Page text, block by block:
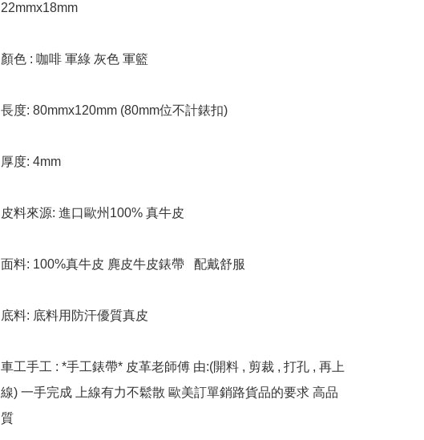
22mmx18mm
顏色 : 咖啡 軍綠 灰色 軍籃
長度: 80mmx120mm (80mm位不計錶扣)
厚度: 4mm
皮料來源: 進口歐州100% 真牛皮
面料: 100%真牛皮 麂皮牛皮錶帶   配戴舒服
底料: 底料用防汗優質真皮
車工手工 : *手工錶帶* 皮革老師傅 由:(開料 , 剪裁 , 打孔 , 再上
線) 一手完成 上線有力不鬆散 歐美訂單銷路貨品的要求 高品
質